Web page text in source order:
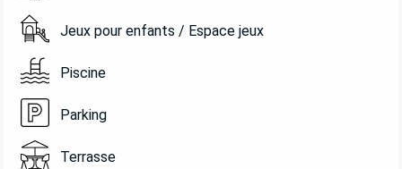
Jeux pour enfants / Espace jeux
Piscine
Parking
Terrasse